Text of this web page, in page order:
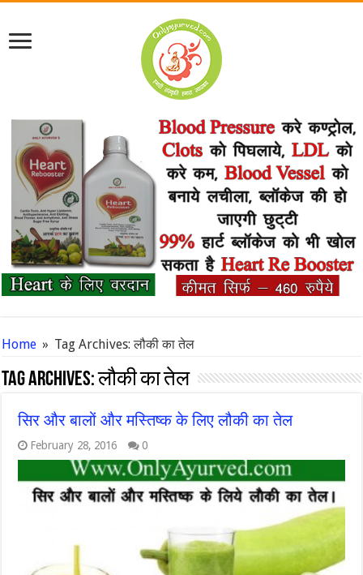
Home » Tag Archives: लौकी का तेल
Tag Archives:लौकी का तेल
सिर और बालों और मस्तिष्क के लिए लौकी का तेल
February 28, 2016 0